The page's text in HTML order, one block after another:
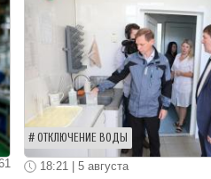
ОТКЛЮЧЕНИЕ ВОДЫ
18:21 | 5 августа